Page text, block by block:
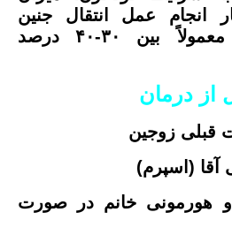
انجام عمل انتقال جنین
متفاوت است و معمولاً بین ۳۰-۴۰ درصد
از درمان
هورمونی خانم در صورت